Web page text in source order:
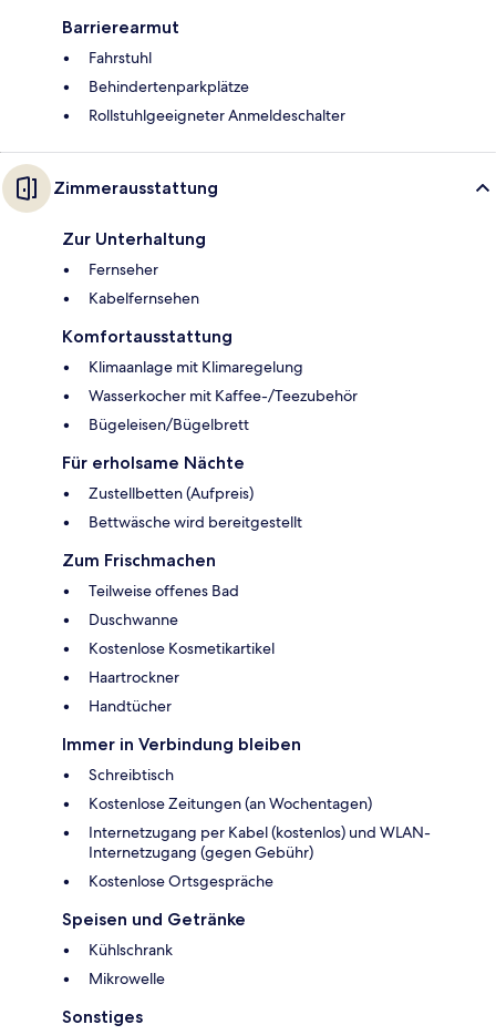
Barrierearmut
Fahrstuhl
Behindertenparkplätze
Rollstuhlgeeigneter Anmeldeschalter
Zimmerausstattung
Zur Unterhaltung
Fernseher
Kabelfernsehen
Komfortausstattung
Klimaanlage mit Klimaregelung
Wasserkocher mit Kaffee-/Teezubehör
Bügeleisen/Bügelbrett
Für erholsame Nächte
Zustellbetten (Aufpreis)
Bettwäsche wird bereitgestellt
Zum Frischmachen
Teilweise offenes Bad
Duschwanne
Kostenlose Kosmetikartikel
Haartrockner
Handtücher
Immer in Verbindung bleiben
Schreibtisch
Kostenlose Zeitungen (an Wochentagen)
Internetzugang per Kabel (kostenlos) und WLAN-
Internetzugang (gegen Gebühr)
Kostenlose Ortsgespräche
Speisen und Getränke
Kühlschrank
Mikrowelle
Sonstiges